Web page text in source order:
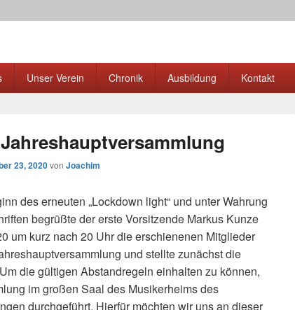
Spielring Erbach e.V.
Unser Verein Chronik Ausbildung Kontakt
23, 2020von Joachim
des erneuten „Lockdown light“ und unter Wahrung
begrüßte der erste Vorsitzende Markus Kunze
um kurz nach 20 Uhr die erschienenen Mitglieder
und stellte zunächst die
die gültigen Abstandregeln einhalten zu können,
im großen Saal des Musikerheims des
durchgeführt. Hierfür möchten wir uns an dieser